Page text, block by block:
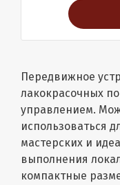
Передвижное
лакокрасочных
управлением.
использоваться
мастерских и
выполнения
компактные